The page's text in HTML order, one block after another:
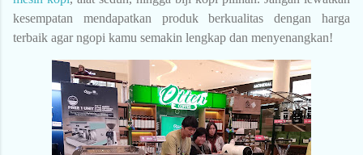
kesempatan mendapatkan produk berkualitas dengan harga
terbaik agar ngopi kamu semakin lengkap dan menyenangkan!